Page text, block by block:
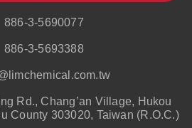
886-3-5690077
886-3-5693388
Rd., Chang’an Village, Hukou
County 303020, Taiwan (R.O.C.)